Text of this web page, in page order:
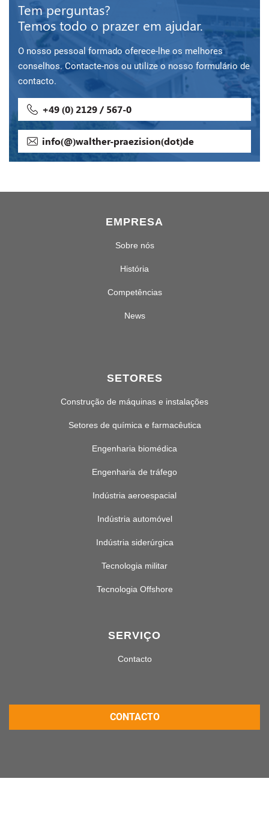
Tem perguntas?
Temos todo o prazer em ajudar.
O nosso pessoal formado oferece-lhe os melhores
conselhos. Contacte-nos ou utilize o nosso formulário de
contacto.
+49 (0) 2129 / 567-0
info(@)walther-praezision(dot)de
EMPRESA
Sobre nós
História
Competências
News
SETORES
Construção de máquinas e instalações
Setores de química e farmacêutica
Engenharia biomédica
Engenharia de tráfego
Indústria aeroespacial
Indústria automóvel
Indústria siderúrgica
Tecnologia militar
Tecnologia Offshore
SERVIÇO
Contacto
CONTACTO